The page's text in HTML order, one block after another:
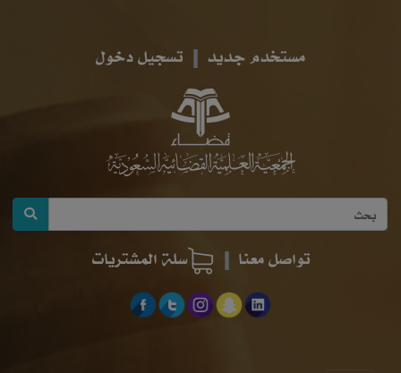
مستخدم جديد تسجيل دخول
تواصل معنا سلة المشتريات